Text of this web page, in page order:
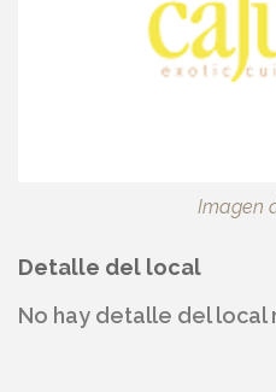
Imagen
Detalle del local
No hay detalle del